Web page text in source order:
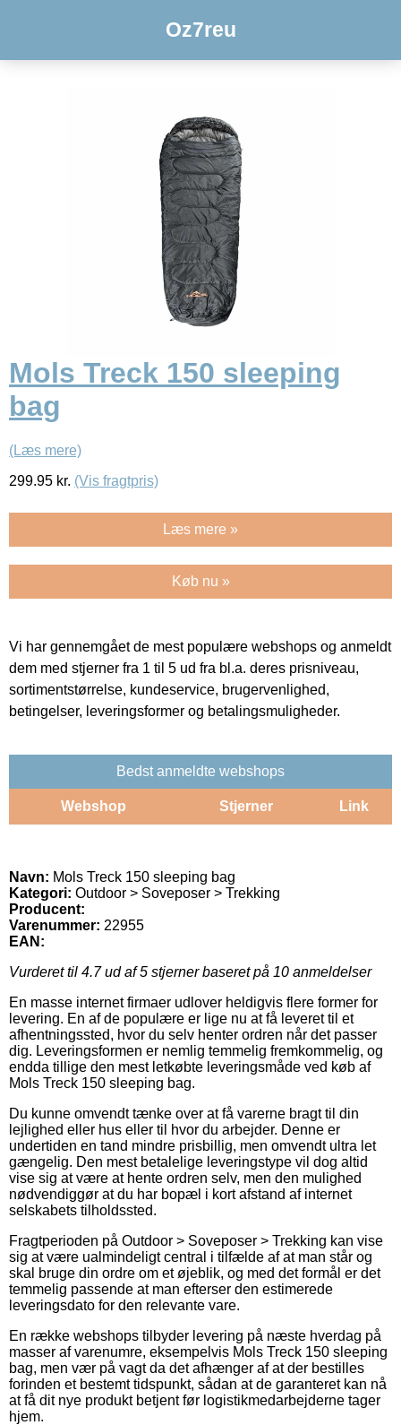
Oz7reu
Mols Treck 150 sleeping
bag
(Læs mere)
299.95 kr. (Vis fragtpris)
Læs mere »
Køb nu »
Vi har gennemgået de mest populære webshops og anmeldt
dem med stjerner fra 1 til 5 ud fra bl.a. deres prisniveau,
sortimentstørrelse, kundeservice, brugervenlighed,
betingelser, leveringsformer og betalingsmuligheder.
Bedst anmeldte webshops
Webshop Stjerner Link
Navn: Mols Treck 150 sleeping bag
Kategori: Outdoor > Soveposer > Trekking
Producent:
Varenummer: 22955
EAN:
Vurderet til 4.7ud af 5 stjerner baseret på 10 anmeldelser
En masse internet firmaer udlover heldigvis flere former for
levering. En af de populære er lige nu at få leveret til et
afhentningssted, hvor du selv henter ordren når det passer
dig. Leveringsformen er nemlig temmelig fremkommelig, og
endda tillige den mest letkøbte leveringsmåde ved køb af
Mols Treck 150 sleeping bag.
Du kunne omvendt tænke over at få varerne bragt til din
lejlighed eller hus eller til hvor du arbejder. Denne er
undertiden en tand mindre prisbillig, men omvendt ultra let
gængelig. Den mest betalelige leveringstype vil dog altid
vise sig at være at hente ordren selv, men den mulighed
nødvendiggør at du har bopæl i kort afstand af internet
selskabets tilholdssted.
Fragtperioden på Outdoor > Soveposer > Trekking kan vise
sig at være ualmindeligt central i tilfælde af at man står og
skal bruge din ordre om et øjeblik, og med det formål er det
temmelig passende at man efterser den estimerede
leveringsdato for den relevante vare.
En række webshops tilbyder levering på næste hverdag på
masser af varenumre, eksempelvis Mols Treck 150 sleeping
bag, men vær på vagt da det afhænger af at der bestilles
forinden et bestemt tidspunkt, sådan at de garanteret kan nå
at få dit nye produkt betjent før logistikmedarbejderne tager
hjem.